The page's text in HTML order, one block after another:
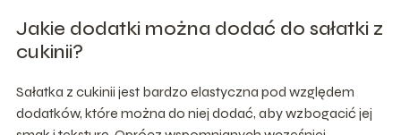
Jakie dodatki można dodać do sałatki z
cukinii?
Sałatka z cukinii jest bardzo elastyczna pod względem
dodatków, które można do niej dodać, aby wzbogacić jej